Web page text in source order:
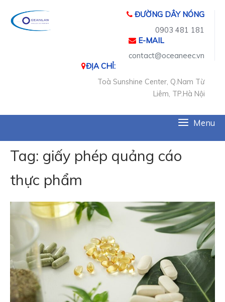
content
ĐƯỜNG DÂY NÓNG
0903 481 181
E-MAIL
contact@oceaneec.vn
ĐỊA CHỈ:
Toà Sunshine Center, Q.Nam Từ
Liêm, TP.Hà Nội
Menu
Tag: giấy phép quảng cáo
thực phẩm